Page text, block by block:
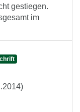
gestiegen.
im